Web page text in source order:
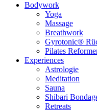
Bodywork
Yoga
Massage
Breathwork
Gyrotonic®
Pilates
Experiences
Astrologie
Meditation
Sauna
Shibari
Retreats